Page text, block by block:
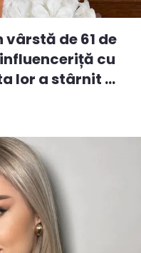
vârstă de 61 de
cu
lor a stârnit ...